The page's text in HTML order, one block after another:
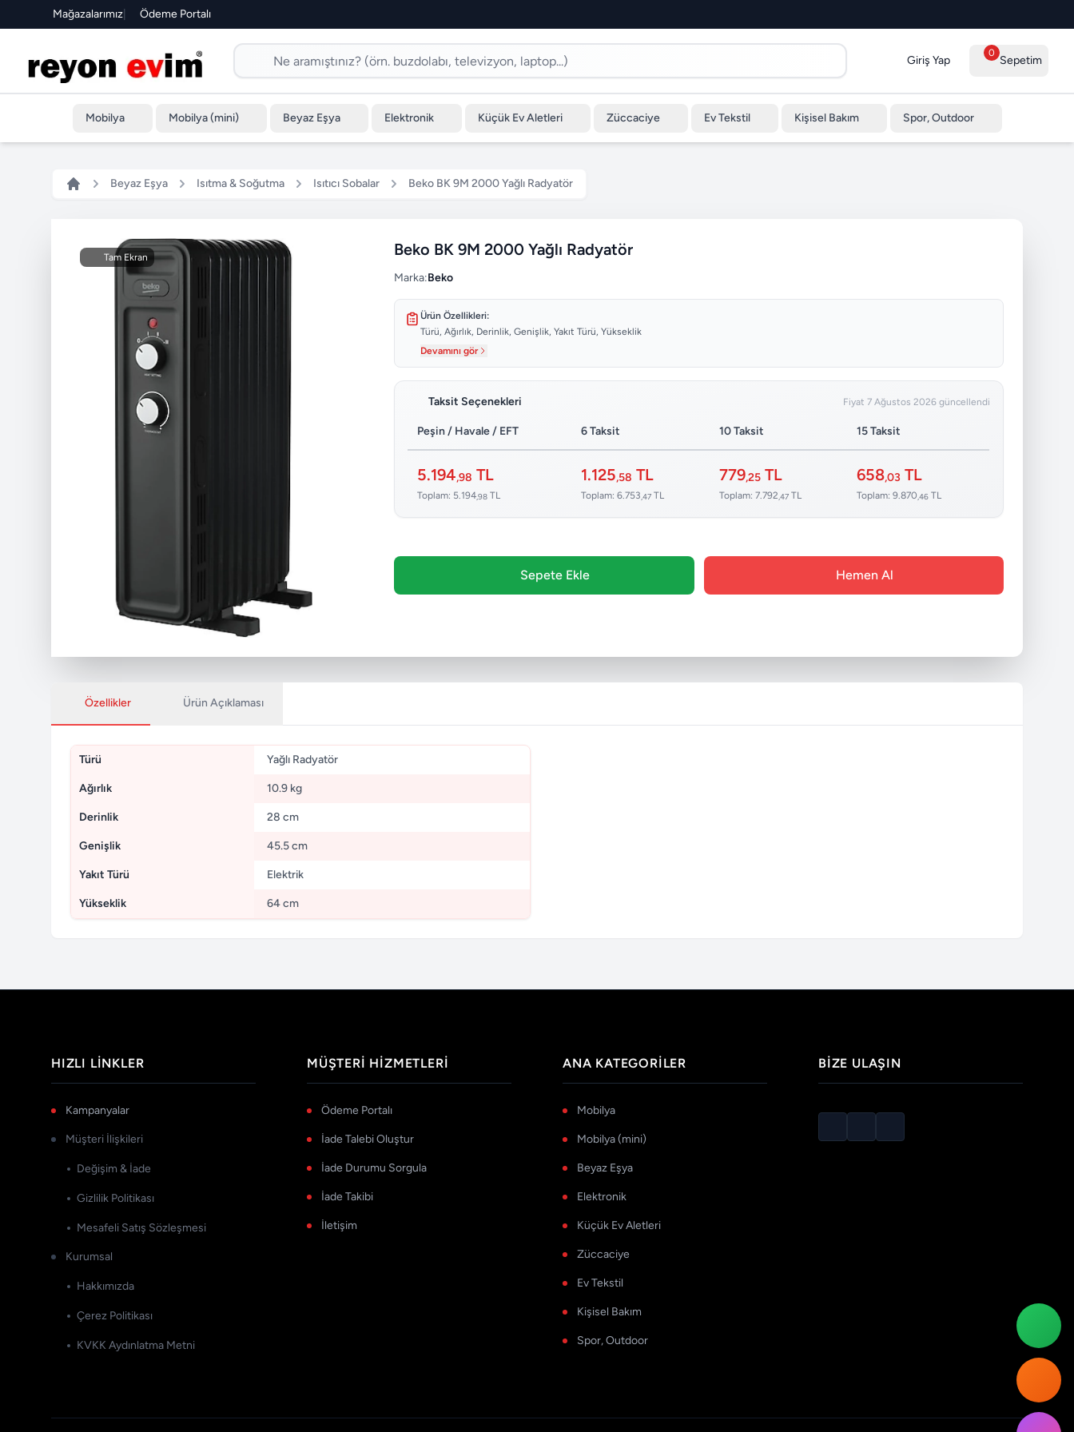
Mağazalarımız| Ödeme Portalı
Giriş Yap
0
Sepetim
Mobilya Mobilya (mini) Beyaz Eşya Elektronik Küçük Ev Aletleri Züccaciye Ev Tekstil Kişisel Bakım Spor, Outdoor
Beyaz Eşya Isıtma & Soğutma Isıtıcı Sobalar Beko BK 9M 2000 Yağlı Radyatör
Tam Ekran Beko BK 9M 2000 Yağlı Radyatör
Marka:Beko
Ürün Özellikleri:
Türü, Ağırlık, Derinlik, Genişlik, Yakıt Türü, Yükseklik
Devamını gör
Taksit Seçenekleri Fiyat 7 Ağustos 2026 güncellendi
Peşin / Havale / EFT 6 Taksit 10 Taksit 15 Taksit
5.194,98 TL
Toplam: 5.194,98 TL
1.125,58 TL
Toplam: 6.753 ,47 TL
779,25 TL
Toplam: 7.792 ,47 TL
658,03 TL
Toplam: 9.870 ,46 TL
Sepete Ekle Hemen Al
Özellikler Ürün Açıklaması
Türü Yağlı Radyatör
Ağırlık 10.9 kg
Derinlik 28 cm
Genişlik 45.5 cm
Yakıt Türü Elektrik
Yükseklik 64 cm
HIZLI LINKLER
Kampanyalar
Müşteri İlişkileri
Değişim & İade
Gizlilik Politikası
Mesafeli Satış Sözleşmesi
Kurumsal
Hakkımızda
Çerez Politikası
KVKK Aydınlatma Metni
MÜŞTERI HIZMETLERI
Ödeme Portalı
İade Talebi Oluştur
İade Durumu Sorgula
İade Takibi
İletişim
ANA KATEGORILER
Mobilya
Mobilya (mini)
Beyaz Eşya
Elektronik
Küçük Ev Aletleri
Züccaciye
Ev Tekstil
Kişisel Bakım
Spor, Outdoor
BIZE ULAŞIN